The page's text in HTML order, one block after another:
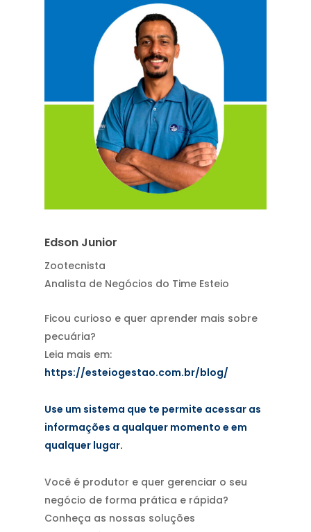
Edson Junior
Zootecnista
Analista de Negócios do Time Esteio
Ficou curioso e quer aprender mais sobre
pecuária?
Leia mais em:
https://esteiogestao.com.br/blog/
Use um sistema que te permite acessar as
informações a qualquer momento e em
qualquer lugar.
Você é produtor e quer gerenciar o seu
negócio de forma prática e rápida?
Conheça as nossas soluções